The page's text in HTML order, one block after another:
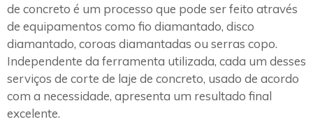
de concreto é um processo que pode ser feito através
de equipamentos como fio diamantado, disco
diamantado, coroas diamantadas ou serras copo.
Independente da ferramenta utilizada, cada um desses
serviços de corte de laje de concreto, usado de acordo
com a necessidade, apresenta um resultado final
excelente.